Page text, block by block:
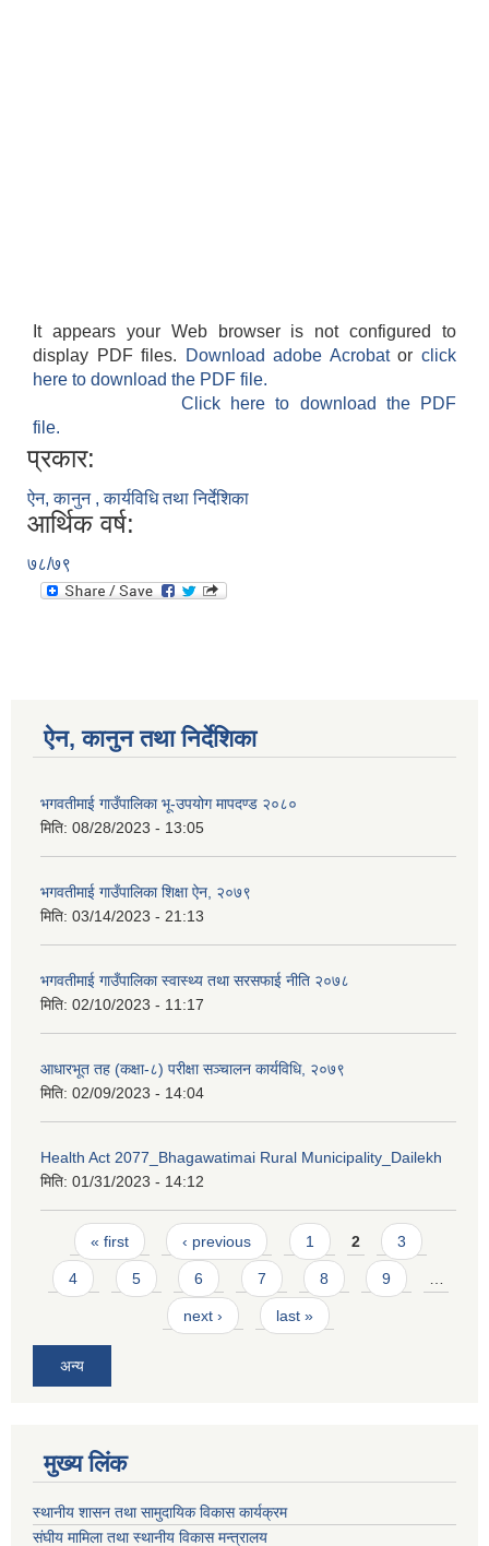
It appears your Web browser is not configured to
display PDF files.
Download adobe Acrobatorclick
here to download the PDF file.
Click here to download the PDF
file.
प्रकार:
ऐन, कानुन , कार्यविधि तथा निर्देशिका
आर्थिक वर्ष:
७८/७९
ऐन, कानुन तथा निर्देशिका
भगवतीमाई गाउँपालिका भू-उपयोग मापदण्ड २०८०
मिति: 08/28/2023 - 13:05
भगवतीमाई गाउँपालिका शिक्षा ऐन, २०७९
मिति: 03/14/2023 - 21:13
भगवतीमाई गाउँपालिका स्वास्थ्य तथा सरसफाई नीति २०७८
मिति: 02/10/2023 - 11:17
आधारभूत तह (कक्षा-८) परीक्षा सञ्चालन कार्यविधि, २०७९
मिति: 02/09/2023 - 14:04
Health Act 2077_Bhagawatimai Rural Municipality_Dailekh
मिति: 01/31/2023 - 14:12
Pages
« first ‹ previous 1 2 3
4 5 6 7 8 9
next › last »
अन्य
मुख्य लिंक
स्थानीय शासन तथा सामुदायिक विकास कार्यक्रम
संघीय मामिला तथा स्थानीय विकास मन्त्रालय